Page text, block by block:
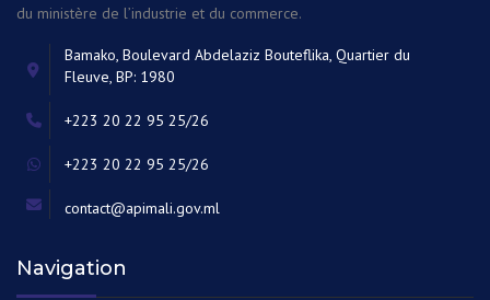
du ministère de l’industrie et du commerce.
Bamako, Boulevard Abdelaziz Bouteflika, Quartier du
Fleuve, BP: 1980
+223 20 22 95 25/26
+223 20 22 95 25/26
contact@apimali.gov.ml
Navigation